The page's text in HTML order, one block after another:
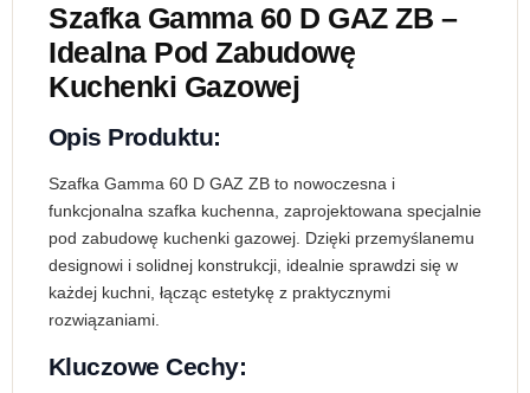
Szafka Gamma 60 D GAZ ZB –
Idealna Pod Zabudowę
Kuchenki Gazowej
Opis Produktu:
Szafka Gamma 60 D GAZ ZB to nowoczesna i
funkcjonalna szafka kuchenna, zaprojektowana specjalnie
pod zabudowę kuchenki gazowej. Dzięki przemyślanemu
designowi i solidnej konstrukcji, idealnie sprawdzi się w
każdej kuchni, łącząc estetykę z praktycznymi
rozwiązaniami.
Kluczowe Cechy: